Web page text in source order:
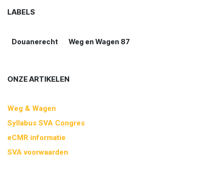
LABELS
Douanerecht Weg en Wagen 87
ONZE ARTIKELEN
Weg & Wagen
Syllabus SVA Congres
eCMR informatie
SVA voorwaarden